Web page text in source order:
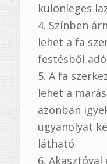
különleges
Színben
lehet a fa
festésből
A fa
lehet a
azonban
ugyanolyat
látható
Akasztóval